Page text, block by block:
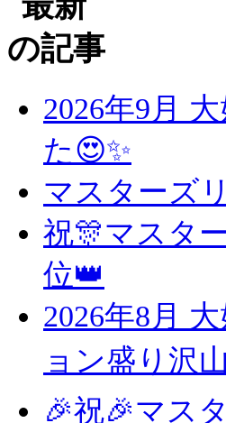
2026年9月
た😍✨
マスターズ
祝🎊マスタ
位👑
2026年8月
ョン盛り沢
🎉祝🎉マス